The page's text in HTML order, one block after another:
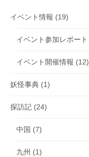
イベント情報 (19)
イベント参加レポート
イベント開催情報 (12)
妖怪事典 (1)
探訪記 (24)
中国 (7)
九州 (1)